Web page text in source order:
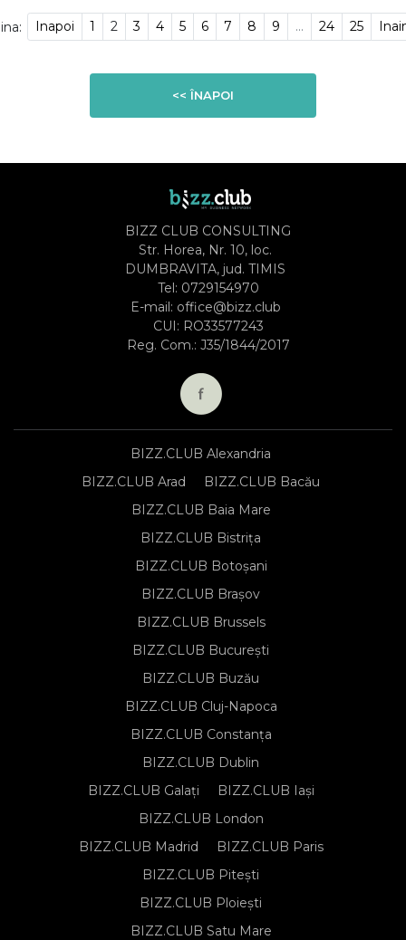
funcționale și performante.
Inapoi 1 2 3 4 5 6 7 8 9 ... 24 25
<< ÎNAPOI
BIZZ CLUB CONSULTING
Str. Horea, Nr. 10, loc.
DUMBRAVITA, jud. TIMIS
Tel: 0729154970
E-mail: office@bizz.club
CUI: RO33577243
Reg. Com.: J35/1844/2017
BIZZ.CLUB Alexandria
BIZZ.CLUB Arad
BIZZ.CLUB Bacău
BIZZ.CLUB Baia Mare
BIZZ.CLUB Bistrița
BIZZ.CLUB Botoșani
BIZZ.CLUB Brașov
BIZZ.CLUB Brussels
BIZZ.CLUB București
BIZZ.CLUB Buzău
BIZZ.CLUB Cluj-Napoca
BIZZ.CLUB Constanța
BIZZ.CLUB Dublin
BIZZ.CLUB Galați
BIZZ.CLUB Iași
BIZZ.CLUB London
BIZZ.CLUB Madrid
BIZZ.CLUB Paris
BIZZ.CLUB Pitești
BIZZ.CLUB Ploiești
BIZZ.CLUB Satu Mare